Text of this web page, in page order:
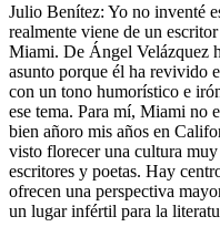
Julio Benítez: Yo no inventé
realmente viene de un
Miami. De Ángel Velázquez
asunto porque él ha revivido
con un tono humorístico e
ese tema. Para mí, Miami no
bien añoro mis años en
visto florecer una cultura
escritores y poetas. Hay
ofrecen una perspectiva
un lugar infértil para la